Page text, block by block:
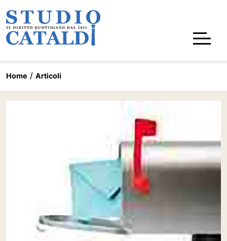
Home Articoli